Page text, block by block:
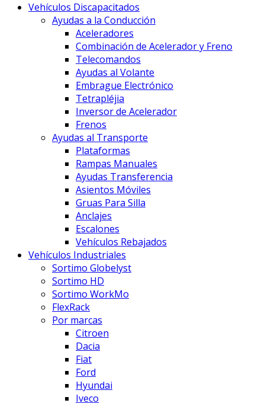
Vehículos Discapacitados
Ayudas a la Conducción
Aceleradores
Combinación de Acelerador y Freno
Telecomandos
Ayudas al Volante
Embrague Electrónico
Tetrapléjia
Inversor de Acelerador
Frenos
Ayudas al Transporte
Plataformas
Rampas Manuales
Ayudas Transferencia
Asientos Móviles
Gruas Para Silla
Anclajes
Escalones
Vehículos Rebajados
Vehículos Industriales
Sortimo Globelyst
Sortimo HD
Sortimo WorkMo
FlexRack
Por marcas
Citroen
Dacia
Fiat
Ford
Hyundai
Iveco